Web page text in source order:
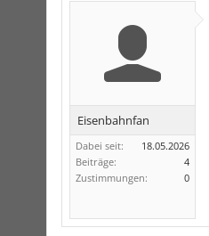
Eisenbahnfan
Dabei seit:
18.05.2026
Beiträge:
4
Zustimmungen:
0